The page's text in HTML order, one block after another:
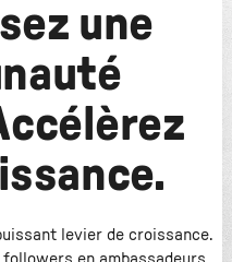
une
levier de croissance.